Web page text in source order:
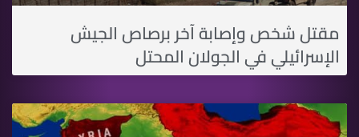
مقتل شخص وإصابة آخر برصاص الجيش
الإسرائيلي في الجولان المحتل